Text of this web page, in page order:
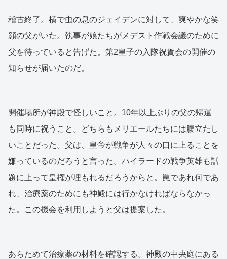
稽古終了。横で虫の息のジェイデンに対して、爽やかな笑
顔の父がいた。執事が娘たちがメデスト作戦会議のために
父を待っていると告げた。第2皇子の入隊祝賀会の開催の
知らせが届いたのだ。
開催場所が神殿で怪しいこと。10年以上ぶりの父の帰還
も同時に祝うこと。どちらもメリエールたちには腹立たし
いことだった。父は、皇帝が戦争が人々の口に上ることを
嫌っているのだろうと言った。ハイラードの戦争英雄も話
題に上って皇権が埋もれるだろうからと。罠であれ何であ
れ、治療薬のためにも神殿には行かなければならなかっ
た。この機会を利用しようと父は提案した。
あらためて治療薬の材料を確認する。神殿の中央庭にある